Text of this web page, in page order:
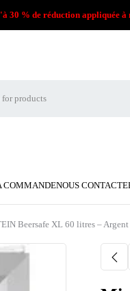
30 % de réduction appliquée à
COMMANDENOUS
Beersafe XL 60 litres – Argent